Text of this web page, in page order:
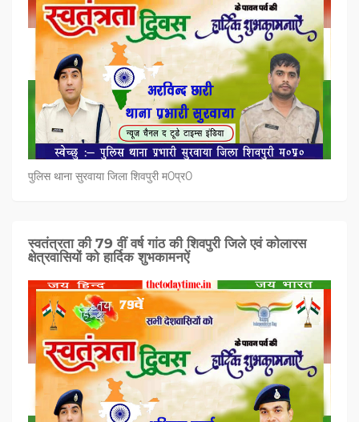
पुलिस थाना सुरवाया जिला शिवपुरी म0प्र0
स्वतंत्रता की 79 वीं वर्ष गांठ की शिवपुरी जिले एवं कोलारस
क्षेत्रवासियों को हार्दिक शुभकामनऐं